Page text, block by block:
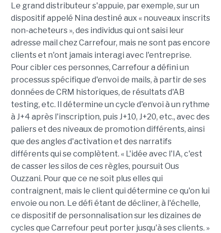
Le grand distributeur s'appuie, par exemple, sur un
dispositif appelé Nina destiné aux « nouveaux inscrits
non-acheteurs », des individus qui ont saisi leur
adresse mail chez Carrefour, mais ne sont pas encore
clients et n'ont jamais interagi avec l'entreprise.
Pour cibler ces personnes, Carrefour a défini un
processus spécifique d'envoi de mails, à partir de ses
données de CRM historiques, de résultats d'AB
testing, etc. Il détermine un cycle d'envoi à un rythme
à J+4 après l'inscription, puis J+10, J+20, etc., avec des
paliers et des niveaux de promotion différents, ainsi
que des angles d'activation et des narratifs
différents qui se complètent. « L'idée avec l'IA, c'est
de casser les silos de ces règles, poursuit Ous
Ouzzani. Pour que ce ne soit plus elles qui
contraignent, mais le client qui détermine ce qu'on lui
envoie ou non. Le défi étant de décliner, à l'échelle,
ce dispositif de personnalisation sur les dizaines de
cycles que Carrefour peut porter jusqu'à ses clients. »